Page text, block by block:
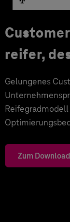
reifer,
Gelungenes
Zum Download